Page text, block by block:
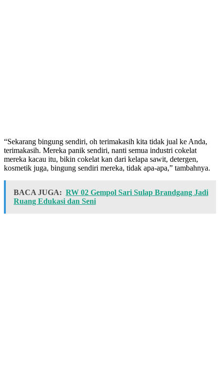
“Sekarang bingung sendiri, oh terimakasih kita tidak jual ke Anda,
terimakasih. Mereka panik sendiri, nanti semua industri cokelat
mereka kacau itu, bikin cokelat kan dari kelapa sawit, detergen,
kosmetik juga, bingung sendiri mereka, tidak apa-apa,” tambahnya.
BACA JUGA: RW 02 Gempol Sari Sulap Brandgang Jadi
Ruang Edukasi dan Seni